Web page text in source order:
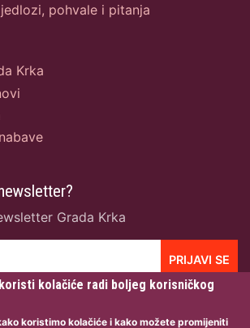
pohvale i pitanja
Krka
Grada Krka
PRIJAVI SE
kolačiće radi boljeg korisničkog
koristimo kolačiće i kako možete promijeniti